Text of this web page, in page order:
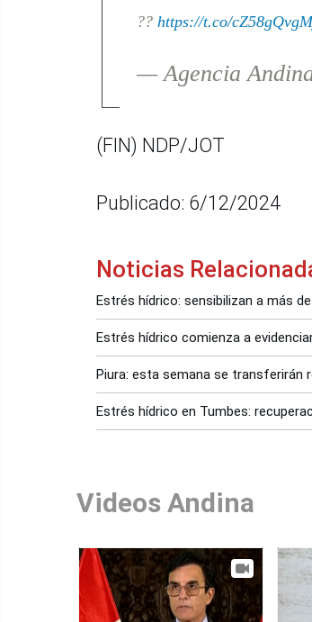
?? https://t.co/
— Agencia
(FIN) NDP/JOT
Publicado: 6/12/2024
Noticias
Estrés hídrico: sensibilizan a más
Estrés hídrico comienza a
Piura: esta semana se transferirán
Estrés hídrico en Tumbes:
Videos Andina